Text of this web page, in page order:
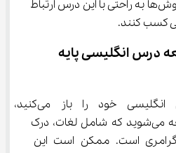
بتوانند با استفاده از این روش‌ها به راحتی با این درس ارتباط
درس انگلیسی پایه
وقتی شما کتاب زبان انگلیسی خود را باز
بخش‌های متعددی مواجه می‌شوید که شامل لغات، درک
است. ممکن است این